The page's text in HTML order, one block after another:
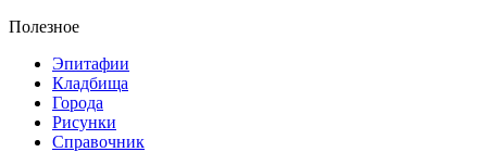
Полезное
Эпитафии
Кладбища
Города
Рисунки
Справочник